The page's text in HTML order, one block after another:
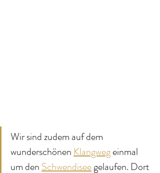
Wir sind zudem auf dem
wunderschönen Klangweg einmal
um den Schwendisee gelaufen. Dort